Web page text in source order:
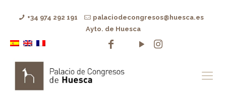
+34 974 292 191
palaciodecongresos@huesca.es
Ayto. de Huesca